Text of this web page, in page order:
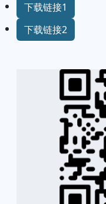
下载链接1
下载链接2